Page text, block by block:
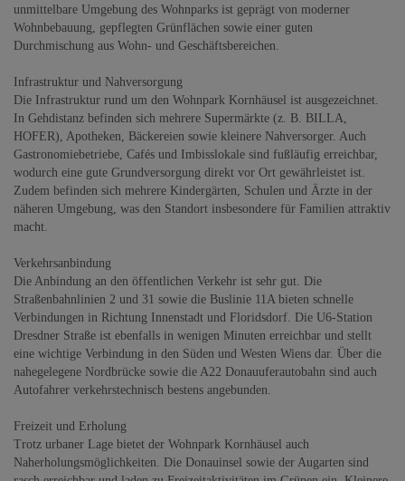
unmittelbare Umgebung des Wohnparks ist geprägt von moderner
Wohnbebauung, gepflegten Grünflächen sowie einer guten
Durchmischung aus Wohn- und Geschäftsbereichen.
Infrastruktur und Nahversorgung
Die Infrastruktur rund um den Wohnpark Kornhäusel ist ausgezeichnet.
In Gehdistanz befinden sich mehrere Supermärkte (z. B. BILLA,
HOFER), Apotheken, Bäckereien sowie kleinere Nahversorger. Auch
Gastronomiebetriebe, Cafés und Imbisslokale sind fußläufig erreichbar,
wodurch eine gute Grundversorgung direkt vor Ort gewährleistet ist.
Zudem befinden sich mehrere Kindergärten, Schulen und Ärzte in der
näheren Umgebung, was den Standort insbesondere für Familien attraktiv
macht.
Verkehrsanbindung
Die Anbindung an den öffentlichen Verkehr ist sehr gut. Die
Straßenbahnlinien 2 und 31 sowie die Buslinie 11A bieten schnelle
Verbindungen in Richtung Innenstadt und Floridsdorf. Die U6-Station
Dresdner Straße ist ebenfalls in wenigen Minuten erreichbar und stellt
eine wichtige Verbindung in den Süden und Westen Wiens dar. Über die
nahegelegene Nordbrücke sowie die A22 Donauuferautobahn sind auch
Autofahrer verkehrstechnisch bestens angebunden.
Freizeit und Erholung
Trotz urbaner Lage bietet der Wohnpark Kornhäusel auch
Naherholungsmöglichkeiten. Die Donauinsel sowie der Augarten sind